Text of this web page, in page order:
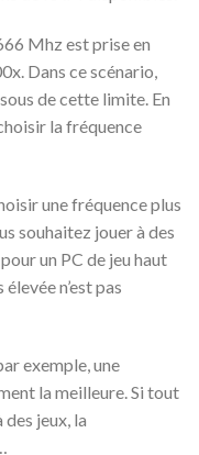
Mhz est prise en
Dans ce scénario,
de cette limite. En
la fréquence
une fréquence plus
souhaitez jouer à des
un PC de jeu haut
n’est pas
exemple, une
la meilleure. Si tout
jeux, la